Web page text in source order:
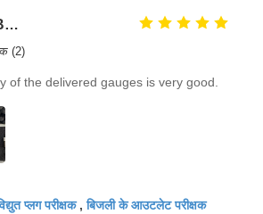
Lukáš Burda
(2)
of the delivered gauges is very good.
प्लग परीक्षक,बिजली के आउटलेट परीक्षक